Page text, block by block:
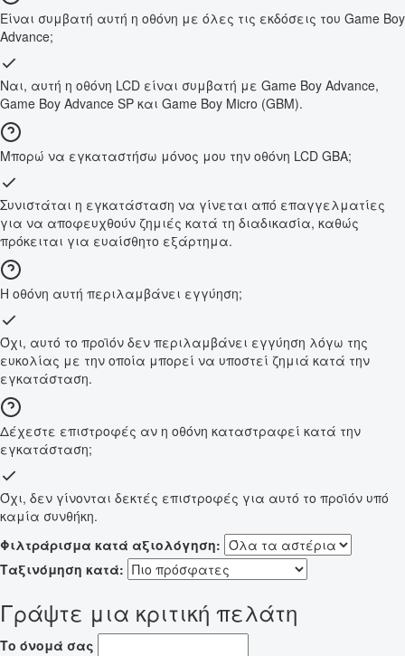
Είναι συμβατή αυτή η οθόνη με όλες τις εκδόσεις του Game Boy
Advance;
Ναι, αυτή η οθόνη LCD είναι συμβατή με Game Boy Advance,
Game Boy Advance SP και Game Boy Micro (GBM).
Μπορώ να εγκαταστήσω μόνος μου την οθόνη LCD GBA;
Συνιστάται η εγκατάσταση να γίνεται από επαγγελματίες
για να αποφευχθούν ζημιές κατά τη διαδικασία, καθώς
πρόκειται για ευαίσθητο εξάρτημα.
Η οθόνη αυτή περιλαμβάνει εγγύηση;
Όχι, αυτό το προϊόν δεν περιλαμβάνει εγγύηση λόγω της
ευκολίας με την οποία μπορεί να υποστεί ζημιά κατά την
εγκατάσταση.
Δέχεστε επιστροφές αν η οθόνη καταστραφεί κατά την
εγκατάσταση;
Όχι, δεν γίνονται δεκτές επιστροφές για αυτό το προϊόν υπό
καμία συνθήκη.
Φιλτράρισμα κατά αξιολόγηση:
Ταξινόμηση κατά:
Γράψτε μια κριτική πελάτη
Το όνομά σας